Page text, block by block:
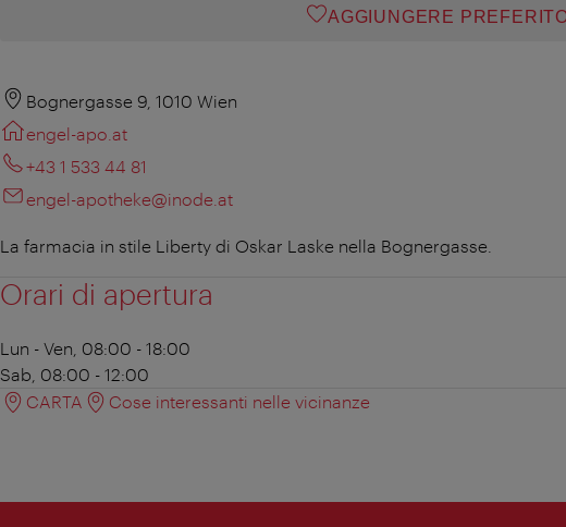
AGGIUNGERE
Bognergasse 9, 1010 Wien
engel-apo.at
+43 1 533 44 81
engel-apotheke@inode.at
La farmacia in stile Liberty di Oskar Laske nella Bognergasse.
Orari di apertura
Lun - Ven, 08:00 - 18:00
Sab, 08:00 - 12:00
CARTA
Cose interessanti nelle vicinanze